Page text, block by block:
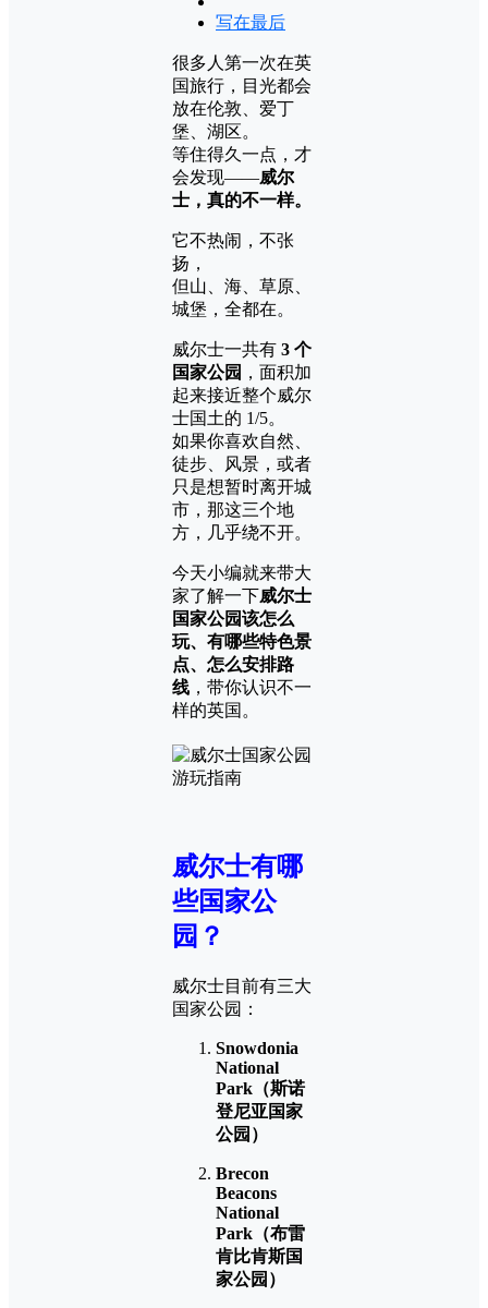
写在最后
很多人第一次在英
国旅行，目光都会
放在伦敦、爱丁
堡、湖区。
等住得久一点，才
会发现——威尔
士，真的不一样。
它不热闹，不张
扬，
但山、海、草原、
城堡，全都在。
威尔士一共有 3 个
国家公园 ，面积加
起来接近整个威尔
士国土的 1/5。
如果你喜欢自然、
徒步、风景，或者
只是想暂时离开城
市，那这三个地
方，几乎绕不开。
今天小编就来带大
家了解一下威尔士
国家公园该怎么
玩、有哪些特色景
点、怎么安排路
线 ，带你认识不一
样的英国。
威尔士有哪
些国家公
园？
威尔士目前有三大
国家公园：
Snowdonia
National
Park（斯诺
登尼亚国家
公园）
Brecon
Beacons
National
Park（布雷
肯比肯斯国
家公园）